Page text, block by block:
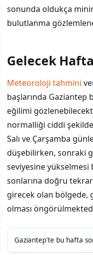
sonunda oldukça
bulutlanma
Gelecek
Meteoroloji tahmini
başlarında
eğilimi
normalliği ciddi
Salı ve Çarşamba
düşebilirken, sonraki
seviyesine yükselmesi
sonlarına doğru
girecek olan bölgede,
olması
Gaziantep'te bu hafta